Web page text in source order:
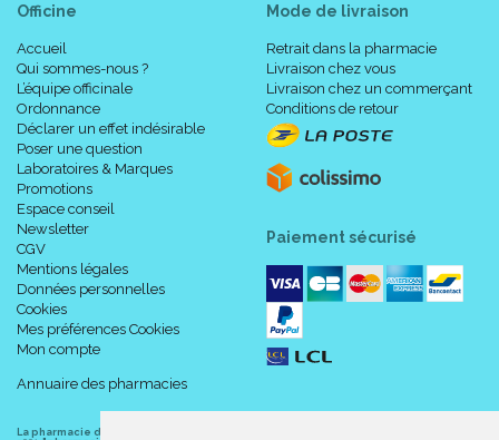
Officine
Accueil
Qui sommes-nous ?
L’équipe officinale
Ordonnance
Déclarer un effet indésirable
Poser une question
Laboratoires & Marques
Promotions
Espace conseil
Newsletter
CGV
Mentions légales
Données personnelles
Cookies
Mes préférences Cookies
Mon compte
Annuaire des pharmacies
Mode de livraison
Retrait dans la pharmacie
Livraison chez vous
Livraison chez un commerçant
Conditions de retour
Paiement sécurisé
La pharmacie du centre à Albert